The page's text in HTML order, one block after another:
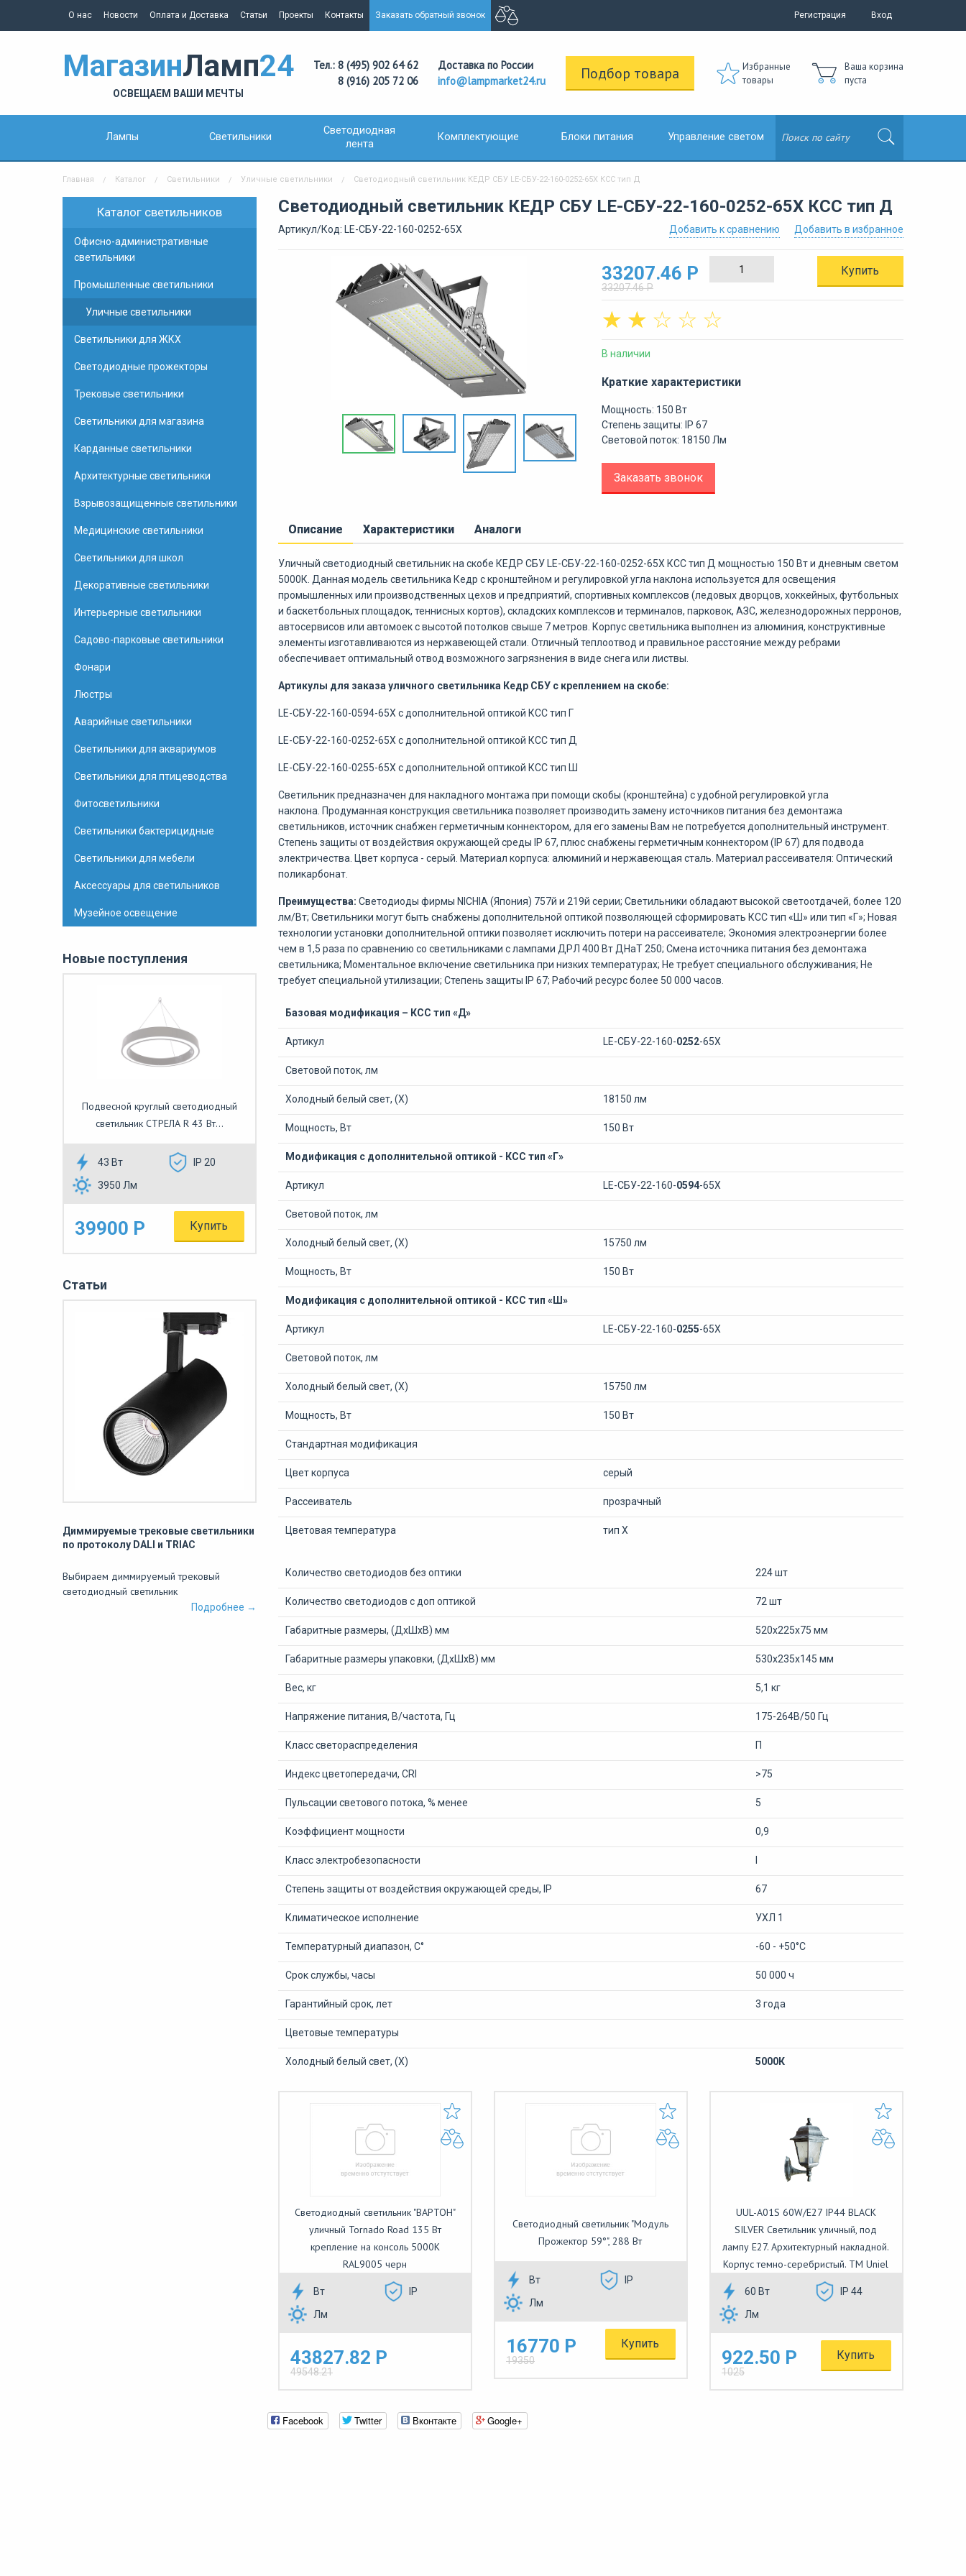
О нас Новости Оплата и Доставка Статьи Проекты Контакты Заказать обратный звонок Регистрация Вход
МагазинЛамп24
ОСВЕЩАЕМ ВАШИ МЕЧТЫ
Тел.: 8 (495) 902 64 62
8 (916) 205 72 06
Доставка по России
info@lampmarket24.ru
Подбор товара
Избранные
товары
Ваша корзина
пуста
Лампы Светильники
Светодиодная
лента
Комплектующие Блоки питания Управление светом
Главная Каталог Светильники Уличные светильники Светодиодный светильник КЕДР СБУ LE-СБУ-22-160-0252-65Х КСС тип Д
Каталог светильников
Офисно-административные
светильники
Промышленные светильники
Уличные светильники
Светильники для ЖКХ
Светодиодные прожекторы
Трековые светильники
Светильники для магазина
Карданные светильники
Архитектурные светильники
Взрывозащищенные светильники
Медицинские светильники
Светильники для школ
Декоративные светильники
Интерьерные светильники
Садово-парковые светильники
Фонари
Люстры
Аварийные светильники
Светильники для аквариумов
Светильники для птицеводства
Фитосветильники
Светильники бактерицидные
Светильники для мебели
Аксессуары для светильников
Музейное освещение
Новые поступления
Подвесной круглый светодиодный
светильник СТРЕЛА R 43 Вт...
43 Вт
IP 20
3950 Лм
39900 Р Купить
Статьи
Диммируемые трековые светильники
по протоколу DALI и TRIAC
Выбираем диммируемый трековый
светодиодный светильник
Подробнее →
Светодиодный светильник КЕДР СБУ LE-СБУ-22-160-0252-65Х КСС тип Д
Артикул/Код: LE-СБУ-22-160-0252-65Х Добавить в избранное
Добавить к сравнению
33207.46 Р
33207.46 Р
Купить
☆
☆
☆
☆
☆
В наличии
Краткие характеристики
Мощность: 150 Вт
Степень защиты: IP 67
Световой поток: 18150 Лм
Заказать звонок
Описание Характеристики Аналоги
Уличный светодиодный светильник на скобе КЕДР СБУ LE-СБУ-22-160-0252-65Х КСС тип Д мощностью 150 Вт и дневным светом
5000К. Данная модель светильника Кедр с кронштейном и регулировкой угла наклона используется для освещения
промышленных или производственных цехов и предприятий, спортивных комплексов (ледовых дворцов, хоккейных, футбольных
и баскетбольных площадок, теннисных кортов), складских комплексов и терминалов, парковок, АЗС, железнодорожных перронов,
автосервисов или автомоек с высотой потолков свыше 7 метров. Корпус светильника выполнен из алюминия, конструктивные
элементы изготавливаются из нержавеющей стали. Отличный теплоотвод и правильное расстояние между ребрами
обеспечивает оптимальный отвод возможного загрязнения в виде снега или листвы.
Артикулы для заказа уличного светильника Кедр СБУ с креплением на скобе:
LE-СБУ-22-160-0594-65Х с дополнительной оптикой КСС тип Г
LE-СБУ-22-160-0252-65Х с дополнительной оптикой КСС тип Д
LE-СБУ-22-160-0255-65Х с дополнительной оптикой КСС тип Ш
Светильник предназначен для накладного монтажа при помощи скобы (кронштейна) с удобной регулировкой угла
наклона. Продуманная конструкция светильника позволяет производить замену источников питания без демонтажа
светильников, источник снабжен герметичным коннектором, для его замены Вам не потребуется дополнительный инструмент.
Степень защиты от воздействия окружающей среды IP 67, плюс снабжены герметичным коннектором (IP 67) для подвода
электричества. Цвет корпуса - серый. Материал корпуса: алюминий и нержавеющая сталь. Материал рассеивателя: Оптический
поликарбонат.
Преимущества: Светодиоды фирмы NICHIA (Япония) 757й и 219й серии; Светильники обладают высокой светоотдачей, более 120
лм/Вт; Светильники могут быть снабжены дополнительной оптикой позволяющей сформировать КСС тип «Ш» или тип «Г»; Новая
технологии установки дополнительной оптики позволяет исключить потери на рассеивателе; Экономия электроэнергии более
чем в 1,5 раза по сравнению со светильниками с лампами ДРЛ 400 Вт ДНаТ 250; Смена источника питания без демонтажа
светильника; Моментальное включение светильника при низких температурах; Не требует специального обслуживания; Не
требует специальной утилизации; Степень защиты IP 67; Рабочий ресурс более 50 000 часов.
Базовая модификация – КСС тип «Д»
Артикул LE-СБУ-22-160-0252-65Х
Световой поток, лм
Холодный белый свет, (Х) 18150 лм
Мощность, Вт 150 Вт
Модификация с дополнительной оптикой - КСС тип «Г»
Артикул LE-СБУ-22-160-0594-65Х
Световой поток, лм
Холодный белый свет, (Х) 15750 лм
Мощность, Вт 150 Вт
Модификация с дополнительной оптикой - КСС тип «Ш»
Артикул LE-СБУ-22-160-0255-65Х
Световой поток, лм
Холодный белый свет, (Х) 15750 лм
Мощность, Вт 150 Вт
Стандартная модификация
Цвет корпуса серый
Рассеиватель прозрачный
Цветовая температура тип Х
Количество светодиодов без оптики 224 шт
Количество светодиодов с доп оптикой 72 шт
Габаритные размеры, (ДхШхВ) мм 520х225х75 мм
Габаритные размеры упаковки, (ДхШхВ) мм 530х235х145 мм
Вес, кг 5,1 кг
Напряжение питания, В/частота, Гц 175-264В/50 Гц
Класс светораспределения П
Индекс цветопередачи, CRI >75
Пульсации светового потока, % менее 5
Коэффициент мощности 0,9
Класс электробезопасности
Степень защиты от воздействия окружающей среды, IP 67
Климатическое исполнение УХЛ 1
Температурный диапазон, С° -60 - +50°С
Срок службы, часы 50 000 ч
Гарантийный срок, лет 3 года
Цветовые температуры
Холодный белый свет, (Х) 5000К
Светодиодный светильник "ВАРТОН"
уличный Tornado Road 135 Вт
крепление на консоль 5000К
RAL9005 черн
Вт
IP
Лм
43827.82 Р
49548.21
Светодиодный светильник "Модуль
Прожектор 59°", 288 Вт
Вт
IP
Лм
16770 Р
19350
Купить
UUL-A01S 60W/E27 IP44 BLACK
SILVER Светильник уличный, под
лампу Е27. Архитектурный накладной.
Корпус темно-серебристый. TM Uniel
60 Вт
IP 44
Лм
922.50 Р
1025
Купить
Facebook Twitter Вконтакте Google+